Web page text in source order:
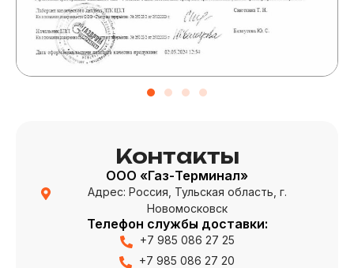
Контакты
ООО «Газ-Терминал»
Адрес: Россия, Тульская область, г.
Новомосковск
Телефон службы доставки:
+7 985 086 27 25
+7 985 086 27 20